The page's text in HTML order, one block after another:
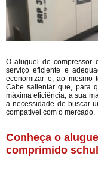
O aluguel de compressor
serviço eficiente e
economizar e, ao mesmo
Cabe salientar que, para
máxima eficiência, a sua
a necessidade de buscar
compatível com o mercado.
Conheça o
comprimido